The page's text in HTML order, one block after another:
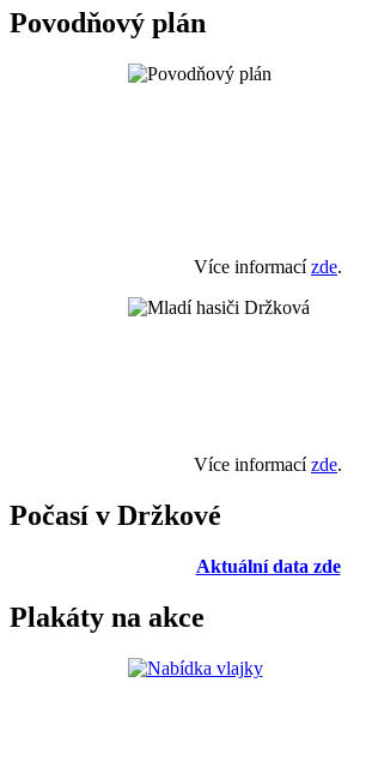
Povodňový plán
Více informacízde.
Více informacízde.
Počasí v Držkové
Aktuální data zde
Plakáty na akce